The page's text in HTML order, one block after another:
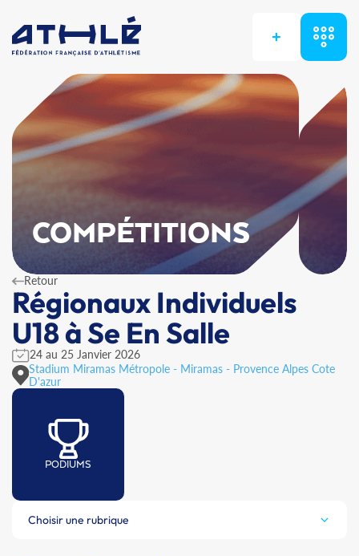
+
COMPÉTITIONS
Retour
Régionaux Individuels
U18 à Se En Salle
24 au 25 Janvier 2026
Stadium Miramas Métropole - Miramas - Provence Alpes Cote
D'azur
PODIUMS
Choisir une rubrique